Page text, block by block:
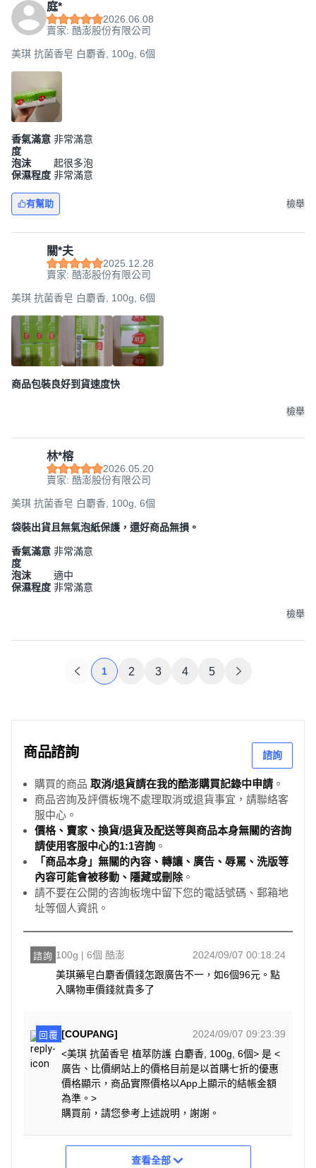
庭*
2026.06.08
賣家: 酷澎股份有限公司
美琪 抗菌香皂 白麝香, 100g, 6個
香氣滿意
度
非常滿意
泡沫
起很多泡
保濕程度 非常滿意
有幫助 檢舉
關*夫
2025.12.28
賣家: 酷澎股份有限公司
美琪 抗菌香皂 白麝香, 100g, 6個
商品包裝良好到貨速度快
檢舉
林*榕
2026.05.20
賣家: 酷澎股份有限公司
美琪 抗菌香皂 白麝香, 100g, 6個
袋裝出貨且無氣泡紙保護，還好商品無損。
香氣滿意
度
非常滿意
泡沫
適中
保濕程度 非常滿意
檢舉
1 2 3 4 5
商品諮詢 諮詢
購買的商品 取消/退貨請在我的酷澎購買記錄中申請 。
商品咨詢及評價板塊不處理取消或退貨事宜，請聯絡客
服中心。
價格、賣家、換貨/退貨及配送等與商品本身無關的咨詢
請使用客服中心的1:1咨詢 。
「商品本身」無關的內容、轉讓、廣告、辱罵、洗版等
內容可能會被移動、隱藏或刪除。
請不要在公開的咨詢板塊中留下您的電話號碼、郵箱地
址等個人資訊。
諮詢 100g | 6個 酷澎
2024/09/07 00:18:24
美琪藥皂白麝香價錢怎跟廣告不一，如6個96元。點
入購物車價錢就貴多了
回覆 [COUPANG]
2024/09/07 09:23:39
<美琪 抗菌香皂 植萃防護 白麝香, 100g, 6個> 是 <
廣告、比價網站上的價格目前是以首購七折的優惠
價格顯示，商品實際價格以App上顯示的結帳金額
為準。>
購買前，請您參考上述說明，謝謝。
查看全部